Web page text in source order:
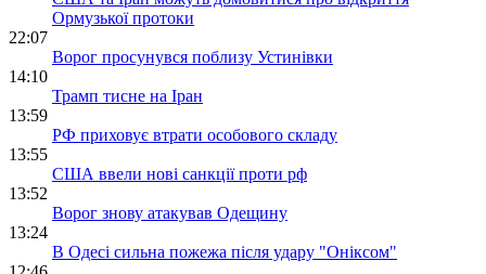
Ормузької протоки
22:07
Ворог просунувся поблизу Устинівки
14:10
Трамп тисне на Іран
13:59
РФ приховує втрати особового складу
13:55
США ввели нові санкції проти рф
13:52
Ворог знову атакував Одещину
13:24
В Одесі сильна пожежа після удару "Оніксом"